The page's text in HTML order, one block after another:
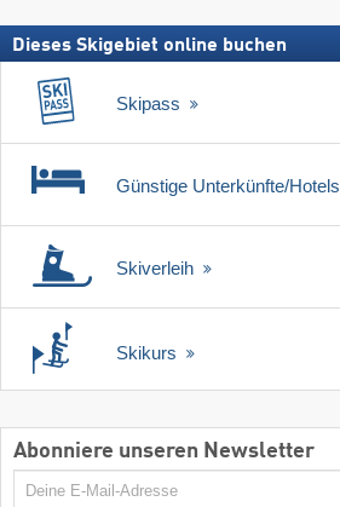
Dieses Skigebiet online buchen
Skipass
Günstige Unterkünfte/Hotels
Skiverleih
Skikurs
Abonniere unseren Newsletter
E-